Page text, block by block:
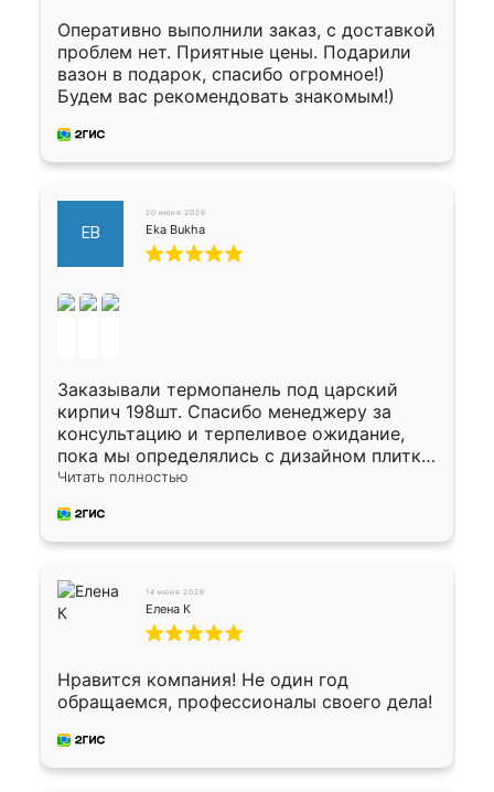
Оперативно выполнили заказ, с доставкой
проблем нет. Приятные цены. Подарили
вазон в подарок, спасибо огромное!)
Будем вас рекомендовать знакомым!)
EB
20 июня 2026
Eka Bukha
Заказывали термопанель под царский
кирпич 198шт. Спасибо менеджеру за
консультацию и терпеливое ожидание,
пока мы определялись с дизайном плитки.
Исполнен заказ в срок, спасибо
предоплата наличкой 50%. Накануне с
водителем договорились о доставке в
Окончательный расчет при получении.
Огромная благодарность водителю, помог
выгрузить. Получили коробку плитки на
Осталось дело за малым-монтировать)))
Подарили два больших вазона трапеция
из архитектурного бетона-красота.
Читать полностью
14 июня 2026
Елена К
Нравится компания! Не один год
обращаемся, профессионалы своего дела!